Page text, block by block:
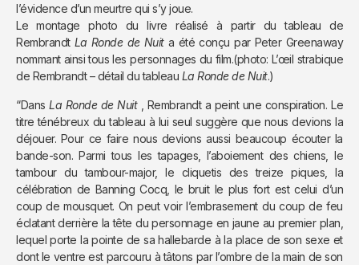
l’évidence d’un meurtre qui s’y joue.
Le montage photo du livre réalisé à partir du tableau de
Rembrandt La Ronde de Nuita été conçu par Peter Greenaway
nommant ainsi tous les personnages du film.(photo: L’œil strabique
de Rembrandt – détail du tableau La Ronde de Nuit.)
“DansLa Ronde de Nuit, Rembrandt a peint une conspiration. Le
titre ténébreux du tableau à lui seul suggère que nous devions la
déjouer. Pour ce faire nous devions aussi beaucoup écouter la
bande-son. Parmi tous les tapages, l’aboiement des chiens, le
tambour du tambour-major, le cliquetis des treize piques, la
célébration de Banning Cocq, le bruit le plus fort est celui d’un
coup de mousquet. On peut voir l’embrasement du coup de feu
éclatant derrière la tête du personnage en jaune au premier plan,
lequel porte la pointe de sa hallebarde à la place de son sexe et
dont le ventre est parcouru à tâtons par l’ombre de la main de son